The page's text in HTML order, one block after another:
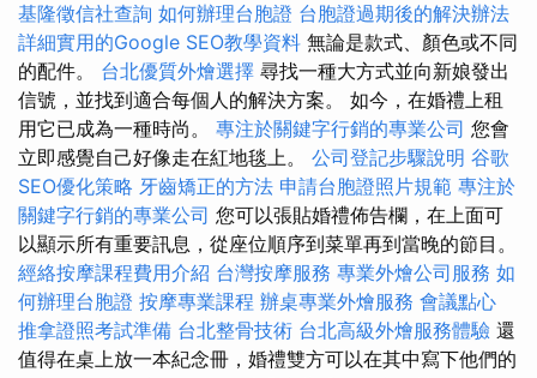
基隆徵信社查詢 如何辦理台胞證 台胞證過期後的解決辦法
詳細實用的Google SEO教學資料 無論是款式、顏色或不同
的配件。 台北優質外燴選擇 尋找一種大方式並向新娘發出
信號，並找到適合每個人的解決方案。 如今，在婚禮上租
用它已成為一種時尚。 專注於關鍵字行銷的專業公司 您會
立即感覺自己好像走在紅地毯上。 公司登記步驟說明 谷歌
SEO優化策略 牙齒矯正的方法 申請台胞證照片規範 專注於
關鍵字行銷的專業公司 您可以張貼婚禮佈告欄，在上面可
以顯示所有重要訊息，從座位順序到菜單再到當晚的節目。
經絡按摩課程費用介紹 台灣按摩服務 專業外燴公司服務 如
何辦理台胞證 按摩專業課程 辦桌專業外燴服務 會議點心
推拿證照考試準備 台北整骨技術 台北高級外燴服務體驗 還
值得在桌上放一本紀念冊，婚禮雙方可以在其中寫下他們的